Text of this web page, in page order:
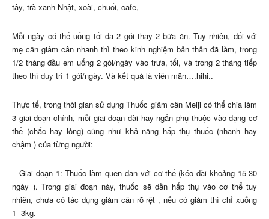
tây, trà xanh Nhật, xoài, chuối, cafe,
Mỗi ngày có thể uống tối đa 2 gói thay 2 bữa ăn. Tuy nhiên, đối với
mẹ cần giảm cân nhanh thì theo kinh nghiệm bản thân đã làm, trong
1/2 tháng đầu em uống 2 gói/ngày vào trưa, tối, và trong 2 tháng tiếp
theo thì duy trì 1 gói/ngày. Và kết quả là viên mãn….hihi..
Thực tế, trong thời gian sử dụng Thuốc giảm cân Meiji có thể chia làm
3 giai đoạn chính, mỗi giai đoạn dài hay ngắn phụ thuộc vào dạng cơ
thể (chắc hay lỏng) cũng như khả năng hấp thụ thuốc (nhanh hay
chậm ) của từng người:
– Giai đoạn 1: Thuốc làm quen dần với cơ thể (kéo dài khoảng 15-30
ngày ). Trong giai đoạn này, thuốc sẽ dần hấp thụ vào cơ thể tuy
nhiên, chưa có tác dụng giảm cân rõ rệt , nếu có giảm thì chỉ xuống
1- 3kg.